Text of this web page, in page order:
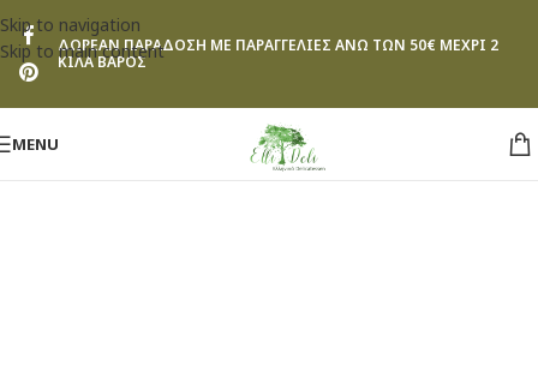
Skip to navigation
Skip to main content
ΔΩΡΕΑΝ ΠΑΡΑΔΟΣΗ ΜΕ ΠΑΡΑΓΓΕΛΙΕΣ ΑΝΩ ΤΩΝ 50€ ΜΕΧΡΙ 2
ΚΙΛΑ ΒΑΡΟΣ
MENU